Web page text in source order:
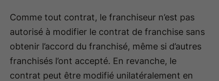
Comme tout contrat, le franchiseur n’est pas
autorisé à modifier le contrat de franchise sans
obtenir l’accord du franchisé, même si d’autres
franchisés l’ont accepté. En revanche, le
contrat peut être modifié unilatéralement en